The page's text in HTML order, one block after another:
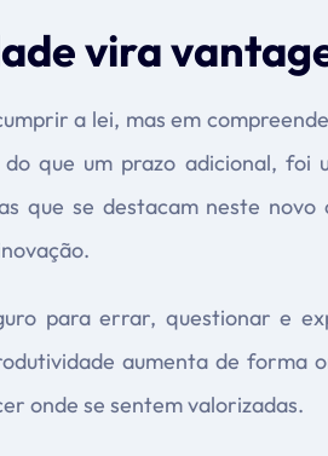
vira
a lei, mas em
que um prazo adicional, foi
que se destacam neste
para errar, questionar e
aumenta de forma
onde se sentem valorizadas.